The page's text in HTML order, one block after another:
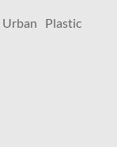
Plastic